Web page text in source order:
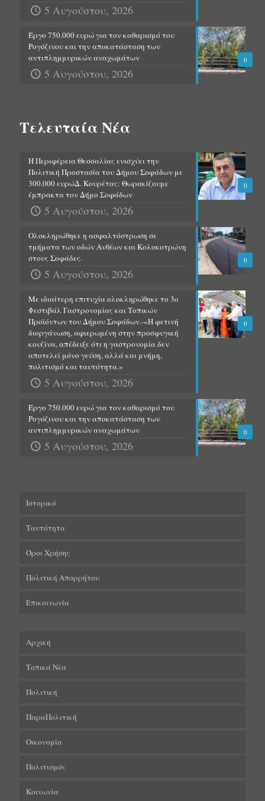
5 Αυγούστου, 2026
0
Έργο 750.000 ευρώ για τον καθαρισμό του
Ρογόζινου και την αποκατάσταση των
αντιπλημμυρικών αναχωμάτων
5 Αυγούστου, 2026
Τελευταία Νέα
0
Η Περιφέρεια Θεσσαλίας ενισχύει την
Πολιτική Προστασία του Δήμου Σοφάδων με
300.000 ευρώΔ. Κουρέτας: Θωρακίζουμε
έμπρακτα τον Δήμο Σοφάδων
5 Αυγούστου, 2026
0
Ολοκληρώθηκε η ασφαλτόστρωση σε
τμήματα των οδών Ανθέων και Κολοκοτρώνη
στους Σοφάδες.
5 Αυγούστου, 2026
0
Με ιδιαίτερη επιτυχία ολοκληρώθηκε το 3ο
Φεστιβάλ Γαστρονομίας και Τοπικών
Προϊόντων του Δήμου Σοφάδων.-«Η φετινή
διοργάνωση, αφιερωμένη στην προσφυγική
κουζίνα, απέδειξε ότι η γαστρονομία δεν
αποτελεί μόνο γεύση, αλλά και μνήμη,
πολιτισμό και ταυτότητα.»
5 Αυγούστου, 2026
0
Έργο 750.000 ευρώ για τον καθαρισμό του
Ρογόζινου και την αποκατάσταση των
αντιπλημμυρικών αναχωμάτων
5 Αυγούστου, 2026
Ιστορικό
Ταυτότητα
Όροι Χρήσης
Πολιτική Απορρήτου
Επικοινωνία
Αρχική
Τοπικά Νέα
Πολιτική
ΠαραΠολιτική
Οικονομία
Πολιτισμός
Κοινωνία